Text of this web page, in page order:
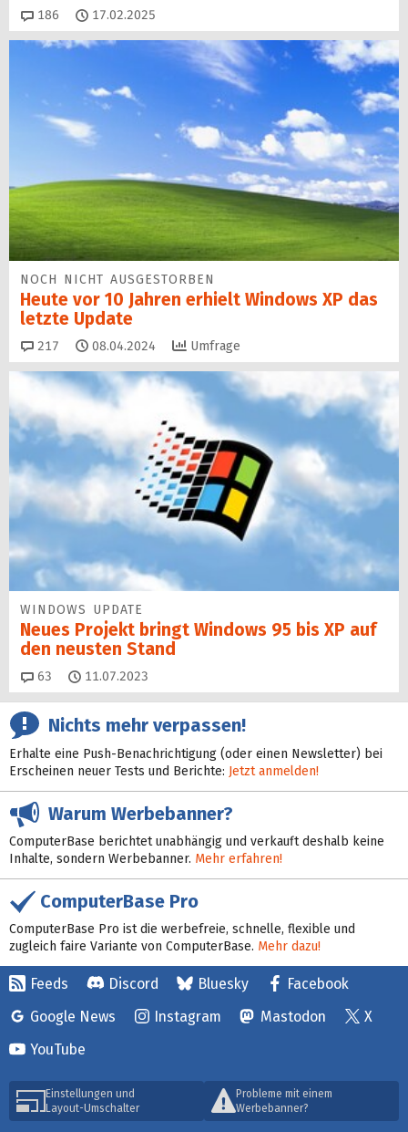
186 Kommentare
17.02.2025
NOCH NICHT AUSGESTORBEN
Heute vor 10 Jahren erhielt Windows XP das
letzte Update
217 Kommentare
08.04.2024 Umfrage
WINDOWS UPDATE
Neues Projekt bringt Windows 95 bis XP auf
den neusten Stand
63 Kommentare
11.07.2023
Nichts mehr verpassen!
Erhalte eine Push-Benachrichtigung (oder einen Newsletter) bei
Erscheinen neuer Tests und Berichte: Jetzt anmelden!
Warum Werbebanner?
ComputerBase berichtet unabhängig und verkauft deshalb keine
Inhalte, sondern Werbebanner. Mehr erfahren!
ComputerBase Pro
ComputerBase Pro ist die werbefreie, schnelle, flexible und
zugleich faire Variante von ComputerBase. Mehr dazu!
Feeds Discord Bluesky
Facebook
Google News
Instagram Mastodon
X
YouTube
Einstellungen und
Layout-Umschalter
Probleme mit einem
Werbebanner?